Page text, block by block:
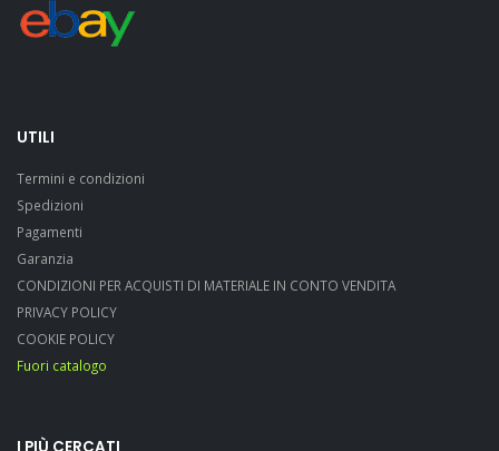
UTILI
Termini e condizioni
Spedizioni
Pagamenti
Garanzia
CONDIZIONI PER ACQUISTI DI MATERIALE IN CONTO VENDITA
PRIVACY POLICY
COOKIE POLICY
Fuori catalogo